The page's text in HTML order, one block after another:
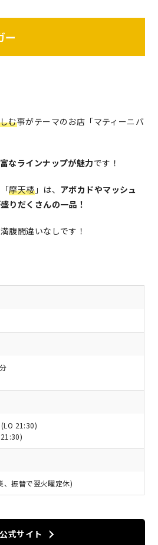
ー
む事がテーマのお店「マティーニバ
なラインナップが魅力です！
摩天楼」は、 アボカドやマッシュ
りだくさんの一品！
腹間違いなしです！
21:30)
、振替で翌火曜定休)
公式サイト